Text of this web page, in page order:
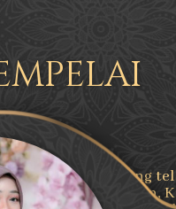
Wr. Wb.
Allah SWT yang
pasangan,